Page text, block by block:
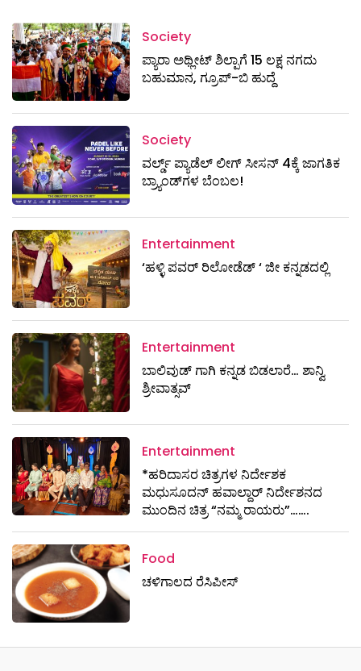
Society
ಪ್ಯಾರಾ ಅಥ್ಲೀಟ್ ಶಿಲ್ಪಾಗೆ 15 ಲಕ್ಷ ನಗದು
ಬಹುಮಾನ, ಗ್ರೂಪ್-ಬಿ ಹುದ್ದೆ
Society
ವರ್ಲ್ಡ್ ಪ್ಯಾಡೆಲ್ ಲೀಗ್ ಸೀಸನ್ 4ಕ್ಕೆ ಜಾಗತಿಕ
ಬ್ರ್ಯಾಂಡ್‌ಗಳ ಬೆಂಬಲ!
Entertainment
‘ಹಳ್ಳಿ ಪವರ್ ರಿಲೋಡೆಡ್ ‘ ಜೀ ಕನ್ನಡದಲ್ಲಿ
Entertainment
ಬಾಲಿವುಡ್ ಗಾಗಿ ಕನ್ನಡ ಬಿಡಲಾರೆ… ಶಾನ್ವಿ
ಶ್ರೀವಾತ್ಸವ್
Entertainment
*ಹರಿದಾಸರ ಚಿತ್ರಗಳ ನಿರ್ದೇಶಕ
ಮಧುಸೂದನ್ ಹವಾಲ್ದಾರ್ ನಿರ್ದೇಶನದ
ಮುಂದಿನ ಚಿತ್ರ “ನಮ್ಮ ರಾಯರು”…….
Food
ಚಳಿಗಾಲದ ರೆಸಿಪೀಸ್